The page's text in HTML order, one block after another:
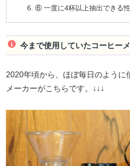
⑥ 一度に4杯以上抽出できる
今まで使用していたコーヒー
2020年頃から、ほぼ毎日のように
メーカーがこちらです。↓↓↓